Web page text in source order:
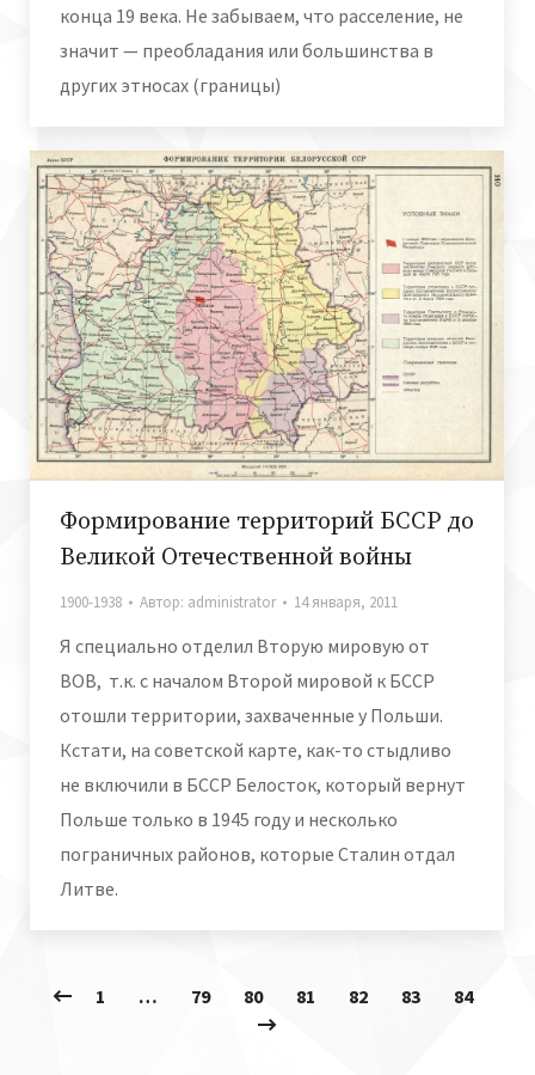
конца 19 века. Не забываем, что расселение, не
значит — преобладания или большинства в
других этносах (границы)
Формирование территорий БССР до
Великой Отечественной войны
1900-1938 Автор: administrator 14 января, 2011
Я специально отделил Вторую мировую от
ВОВ, т.к. с началом Второй мировой к БССР
отошли территории, захваченные у Польши.
Кстати, на советской карте, как-то стыдливо
не включили в БССР Белосток, который вернут
Польше только в 1945 году и несколько
пограничных районов, которые Сталин отдал
Литве.
1 … 79 80 81 82 83 84